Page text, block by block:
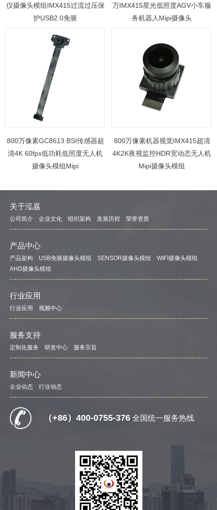
仪摄像头模组IMX415过流过压保
护USB2.0免驱
万IMX415星光低照度AGV小车服
务机器人Mipi摄像头
800万像素GC8613 BSI传感器超
清4K 60fps低功耗低照度无人机
摄像头模组Mipi
800万像素机器视觉IMX415超清
4K2K夜视监控HDR宽动态无人机
Mipi摄像头模组
关于泓嘉
公司简介 企业文化 组织架构 发展历程 荣誉资质
产品中心
产品架构 USB免驱摄像头模组 SENSOR摄像头模组
WIFI摄像头模组
AHD摄像头模组
行业应用
行业应用 视频中心
服务支持
定制化服务 研发中心 服务宗旨
新闻中心
企业动态 行业动态
（+86）400-0755-376 全国统一服务热线